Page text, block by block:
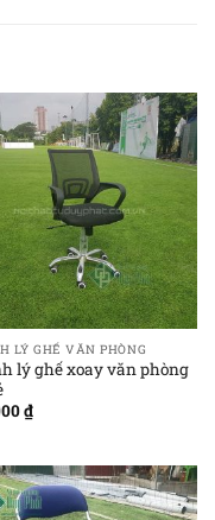
LÝ GHẾ VĂN PHÒNG
lý ghế xoay văn phòng
₫